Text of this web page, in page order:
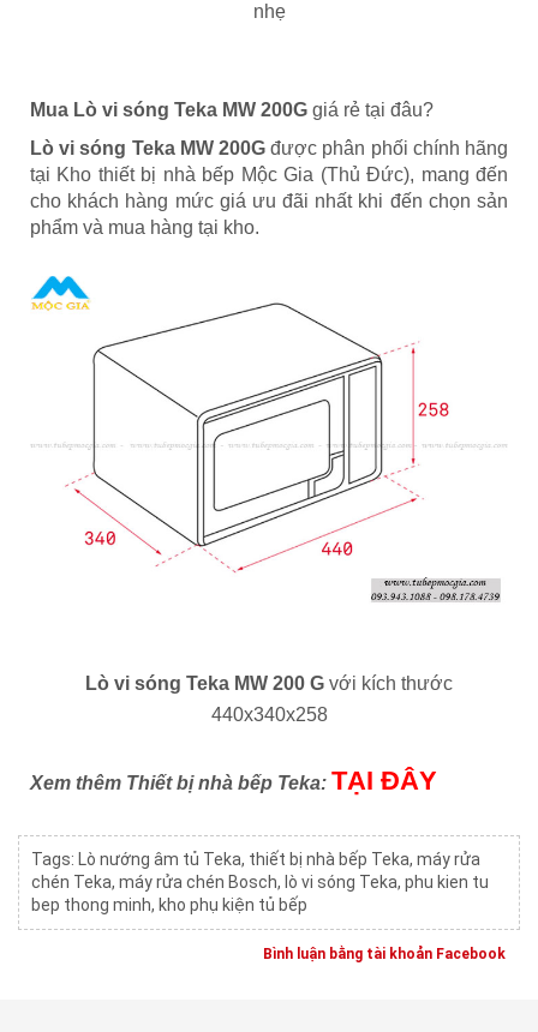
nhẹ
Mua Lò vi sóng Teka MW 200G giá rẻ tại đâu?
Lò vi sóng Teka MW 200Gđược phân phối chính hãng
tại Kho thiết bị nhà bếp Mộc Gia (Thủ Đức), mang đến
cho khách hàng mức giá ưu đãi nhất khi đến chọn sản
phẩm và mua hàng tại kho.
Lò vi sóng Teka MW 200 G với kích thước
440x340x258
Xem thêm Thiết bị nhà bếp Teka: TẠI ĐÂY
Tags: Lò nướng âm tủ Teka, thiết bị nhà bếp Teka, máy rửa
chén Teka, máy rửa chén Bosch, lò vi sóng Teka, phu kien tu
bep thong minh, kho phụ kiện tủ bếp
Bình luận bằng tài khoản Facebook